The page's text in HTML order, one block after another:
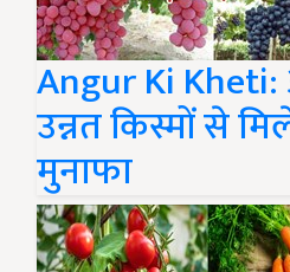
Angur Ki
उन्नत किस्मों से
मुनाफा